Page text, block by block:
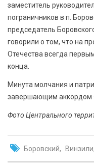
заместитель
пограничников в п.
председатель
говорили о том, что на
Отечества всегда
конца.
Минута молчания и
завершающим аккордом
Фото Центрального
Боровский Винзили